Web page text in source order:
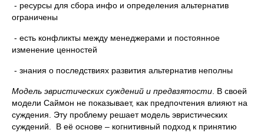
- ресурсы для сбора инфо и определения альтернатив
ограничены
- есть конфликты между менеджерами и постоянное
изменение ценностей
- знания о последствиях развития альтернатив неполны
Модель эвристических суждений и предвзятости . В своей
модели Саймон не показывает, как предпочтения влияют на
суждения. Эту проблему решает модель эвристических
суждений. В её основе – когнитивный подход к принятию